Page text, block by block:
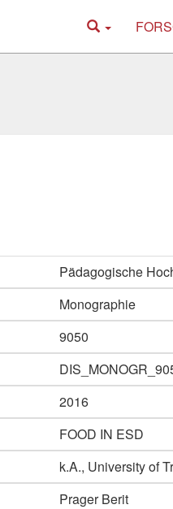
Pädagogische
Monographie
9050
2016
FOOD IN ESD
k.A., University of
Prager Berit